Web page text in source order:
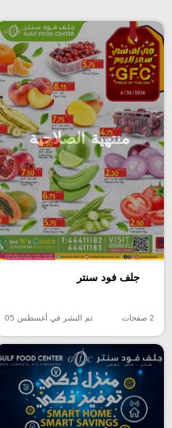
منتهية الصلاحية
جلف فود سنتر
2 صفحات تم النشر في أغسطس 05